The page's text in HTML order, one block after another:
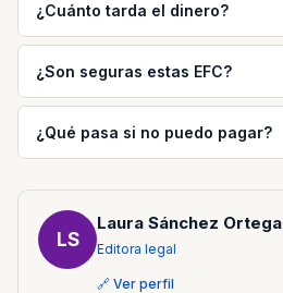
¿Cuánto tarda el dinero?
¿Son seguras estas EFC?
¿Qué pasa si no puedo pagar?
LS
Laura Sánchez Ortega
Editora legal
🔗 Ver perfil